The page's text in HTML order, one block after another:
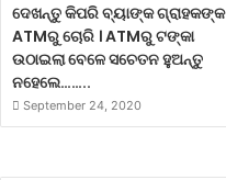
ଦେଖନ୍ତୁ କିପରି ବ୍ୟାଙ୍କ ଗ୍ରାହକଙ୍କ
ATMରୁ ଚୋରି । ATMରୁ ଟଙ୍କା
ଉଠାଇଲା ବେଳେ ସଚେତନ ହୁଅନ୍ତୁ
ନହେଲେ……..
September 24, 2020